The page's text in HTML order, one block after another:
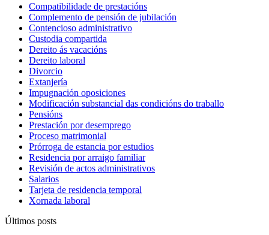
Compatibilidade de prestacións
Complemento de pensión de jubilación
Contencioso administrativo
Custodia compartida
Dereito ás vacacións
Dereito laboral
Divorcio
Extanjería
Impugnación oposiciones
Modificación substancial das condicións do traballo
Pensións
Prestación por desemprego
Proceso matrimonial
Prórroga de estancia por estudios
Residencia por arraigo familiar
Revisión de actos administrativos
Salarios
Tarjeta de residencia temporal
Xornada laboral
Últimos posts